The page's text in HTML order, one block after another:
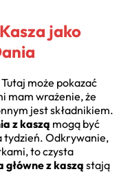
jako
może pokazać
mam wrażenie, że
jest składnikiem.
z kaszą mogą być
tydzień. Odkrywanie,
to czysta
z kaszą stają